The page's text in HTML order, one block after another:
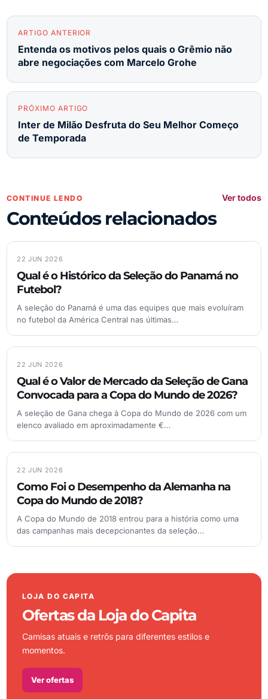
ARTIGO ANTERIOR
Entenda os motivos pelos quais o Grêmio não
abre negociações com Marcelo Grohe
PRÓXIMO ARTIGO
Inter de Milão Desfruta do Seu Melhor Começo
de Temporada
CONTINUE LENDO
Conteúdos relacionados
Ver todos
22 JUN 2026
Qual é o Histórico da Seleção do Panamá no
Futebol?
A seleção do Panamá é uma das equipes que mais evoluíram
no futebol da América Central nas últimas…
22 JUN 2026
Qual é o Valor de Mercado da Seleção de Gana
Convocada para a Copa do Mundo de 2026?
A seleção de Gana chega à Copa do Mundo de 2026 com um
elenco avaliado em aproximadamente €…
22 JUN 2026
Como Foi o Desempenho da Alemanha na
Copa do Mundo de 2018?
A Copa do Mundo de 2018 entrou para a história como uma
das campanhas mais decepcionantes da seleção…
LOJA DO CAPITA
Ofertas da Loja do Capita
Camisas atuais e retrôs para diferentes estilos e
momentos.
Ver ofertas